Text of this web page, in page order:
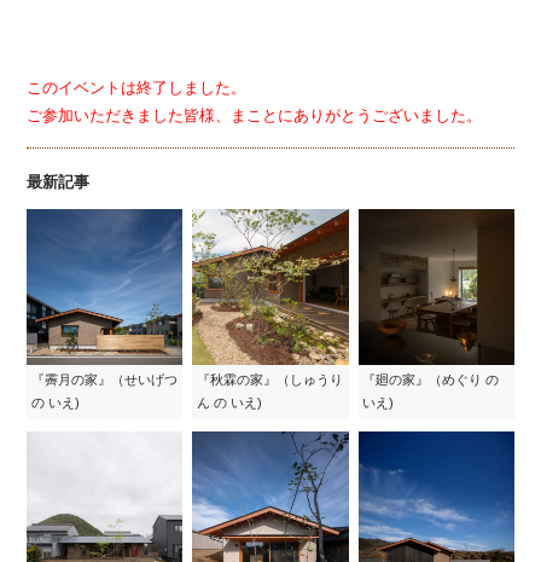
このイベントは終了しました。
ご参加いただきました皆様、まことにありがとうございました。
最新記事
『霽月の家』（せいげつ
の いえ)
『秋霖の家』（しゅうり
ん の いえ)
『廻の家』（めぐり の
いえ)